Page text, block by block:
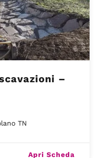
–
TN
Apri Scheda